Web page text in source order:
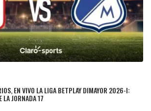
EN VIVO LA LIGA BETPLAY DIMAYOR 2026-I:
LA JORNADA 17